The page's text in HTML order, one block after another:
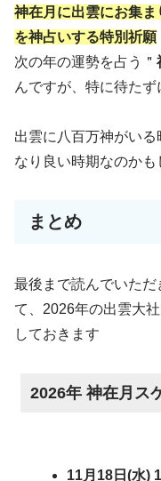
神在月に出雲にお集
を神占いする特別祈願
次の年の運勢を占う＂
んですが、特に待たず
出雲に八百万神がい
なり良い時期なのかも
まとめ
最後まで読んでいた
て、2026年の出雲大
しておきます
2026年 神在月ス
11月18日(水)